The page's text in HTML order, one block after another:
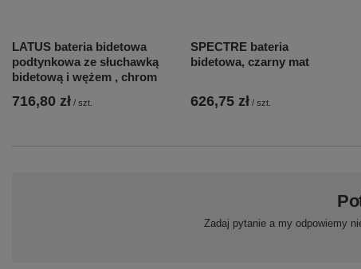
LATUS bateria bidetowa
podtynkowa ze słuchawką
bidetową i wężem , chrom
716,80 zł / szt.
SPECTRE bateria
bidetowa, czarny mat
626,75 zł / szt.
Zadaj pytanie a my odpowiemy